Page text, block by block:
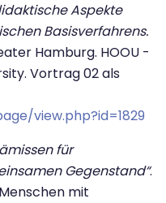
Aspekte
Basisverfahrens.
Hamburg. HOOU -
Vortrag 02 als
view.php?id=1829
für
Gegenstand“.
mit